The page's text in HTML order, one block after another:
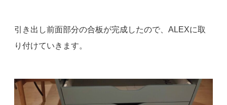
引き出し前面部分の合板が完成したので、ALEXに取
り付けていきます。